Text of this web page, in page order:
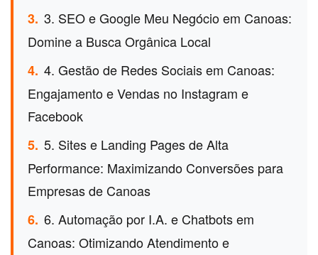
3. 3. SEO e Google Meu Negócio em Canoas:
Domine a Busca Orgânica Local
4. 4. Gestão de Redes Sociais em Canoas:
Engajamento e Vendas no Instagram e
Facebook
5. 5. Sites e Landing Pages de Alta
Performance: Maximizando Conversões para
Empresas de Canoas
6. 6. Automação por I.A. e Chatbots em
Canoas: Otimizando Atendimento e